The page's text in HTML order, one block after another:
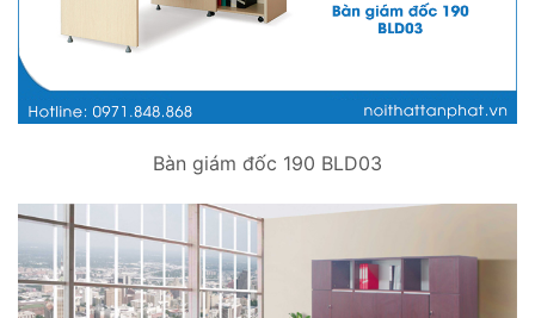
Bàn giám đốc 190 BLD03